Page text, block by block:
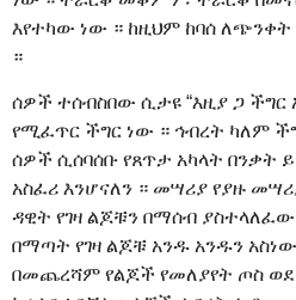
እየተካው ነው ። ከዚህም ከባሰ ለጭንቀት
።
ሰዎች ተሰብስበው ሲታዩ “እዚያ ጋ ችግር
የሚፈጥር ችግር ነው ። ኅብረት ካለም
ሰዎች ሲሰባሰቡ የጸጥታ አካላት በንቃት
አስፈሪ እንሆናለን ። መሣሪያ የያዙ
ዳዊት የገዛ ልጆቹን በማሰብ
በማጣት የገዛ ልጆቹ አንዱ አንዱን
በመጨረሻም የልጆች የመለያየት ጦስ